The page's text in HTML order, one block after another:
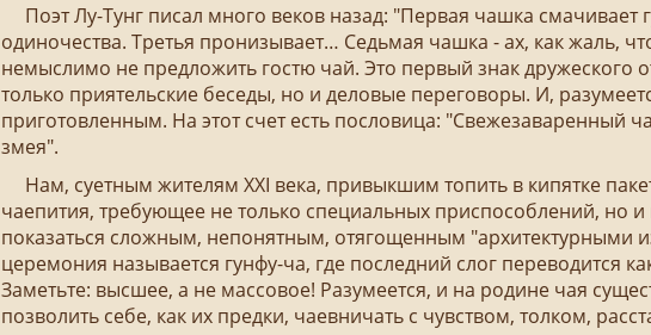
Поэт Лу-Тунг писал много веков назад: "Первая чашка смачивает
одиночества. Третья пронизывает… Седьмая чашка - ах, как жаль,
немыслимо не предложить гостю чай. Это первый знак
только приятельские беседы, но и деловые переговоры. И,
приготовленным. На этот счет есть пословица: "Свежезаваренный
змея".
Нам, суетным жителям XXI века, привыкшим топить в кипятке
чаепития, требующее не только специальных приспособлений, но
показаться сложным, непонятным, отягощенным "архитектурными
церемония называется гунфу-ча, где последний слог переводится
Заметьте: высшее, а не массовое! Разумеется, и на родине чая
позволить себе, как их предки, чаевничать с чувством, толком,